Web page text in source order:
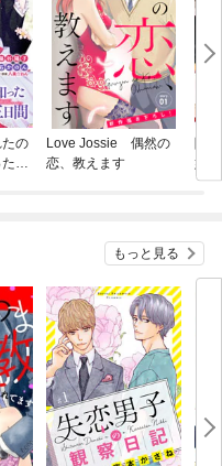
の
伯
Love Jossie 偶然の
恋、教えます
隠
婚
美
もっと見る